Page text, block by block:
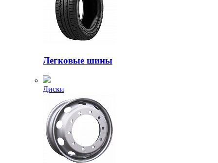
Легковые шины
Диски